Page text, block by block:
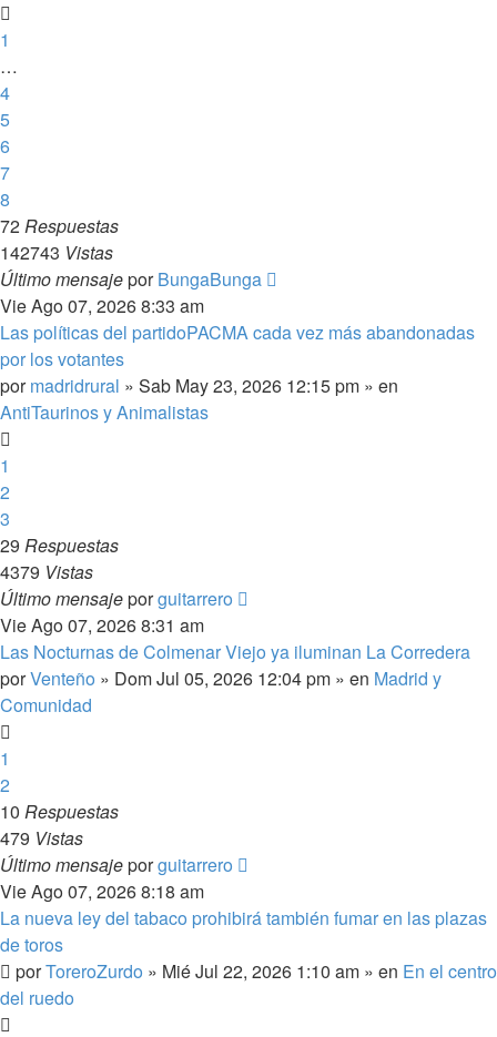
1
…
4
5
6
7
8
72Respuestas
142743 Vistas
Último mensajeporBungaBunga
Vie Ago 07, 2026 8:33 am
Las políticas del partidoPACMA cada vez más abandonadas
por los votantes
pormadridrural » Sab May 23, 2026 12:15 pm » en
AntiTaurinos y Animalistas
1
2
3
29 Respuestas
4379 Vistas
Último mensajeporguitarrero
Vie Ago 07, 2026 8:31 am
Las Nocturnas de Colmenar Viejo ya iluminan La Corredera
porVenteño » Dom Jul 05, 2026 12:04 pm » en Madrid y
Comunidad
1
2
10 Respuestas
479 Vistas
Último mensajeporguitarrero
Vie Ago 07, 2026 8:18 am
La nueva ley del tabaco prohibirá también fumar en las plazas
de toros
porToreroZurdo » Mié Jul 22, 2026 1:10 am » en En el centro
del ruedo